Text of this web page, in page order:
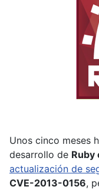
Unos cinco meses
desarrollo de Ruby
actualización de
CVE-2013-0156,